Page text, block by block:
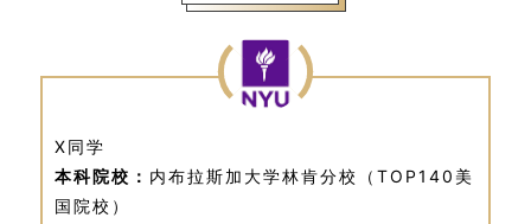
X同学
本科院校： 内布拉斯加大学林肯分校（TOP140美
国院校）